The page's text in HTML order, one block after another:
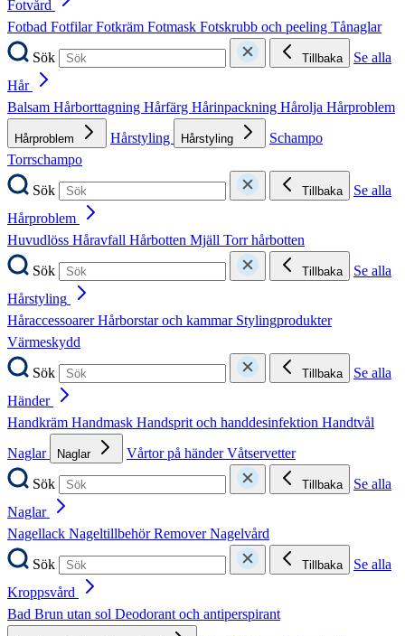
Fotvård
Fotbad FotfilarFotkräm Fotmask Fotskrubb och peeling Tånaglar
Sök
Tillbaka
Se alla
Hår
Balsam Hårborttagning Hårfärg Hårinpackning Hårolja Hårproblem
Hårproblem Hårstyling Hårstyling
Schampo
Torrschampo
Sök
Tillbaka
Se alla
Hårproblem
Huvudlöss Håravfall Hårbotten Mjäll Torr hårbotten
Sök
Tillbaka
Se alla
Hårstyling
HåraccessoarerHårborstar och kammar Stylingprodukter
Värmeskydd
Sök
Tillbaka
Se alla
Händer
Handkräm Handmask Handsprit och handdesinfektion Handtvål
Naglar
Naglar Vårtor på händerVåtservetter
Sök
Tillbaka
Se alla
Naglar
Nagellack NageltillbehörRemoverNagelvård
Sök
Tillbaka
Se alla
Kroppsvård
Bad Brun utan sol Deodorant och antiperspirant